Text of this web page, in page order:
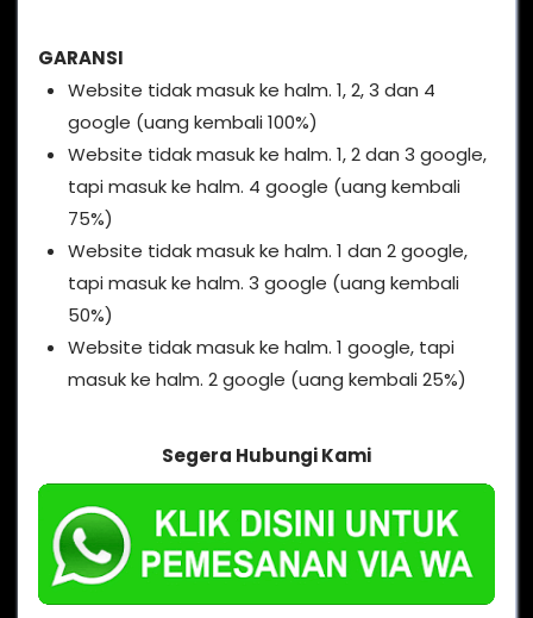
GARANSI
Website tidak masuk ke halm. 1, 2, 3 dan 4
google (uang kembali 100%)
Website tidak masuk ke halm. 1, 2 dan 3 google,
tapi masuk ke halm. 4 google (uang kembali
75%)
Website tidak masuk ke halm. 1 dan 2 google,
tapi masuk ke halm. 3 google (uang kembali
50%)
Website tidak masuk ke halm. 1 google, tapi
masuk ke halm. 2 google (uang kembali 25%)
Segera Hubungi Kami